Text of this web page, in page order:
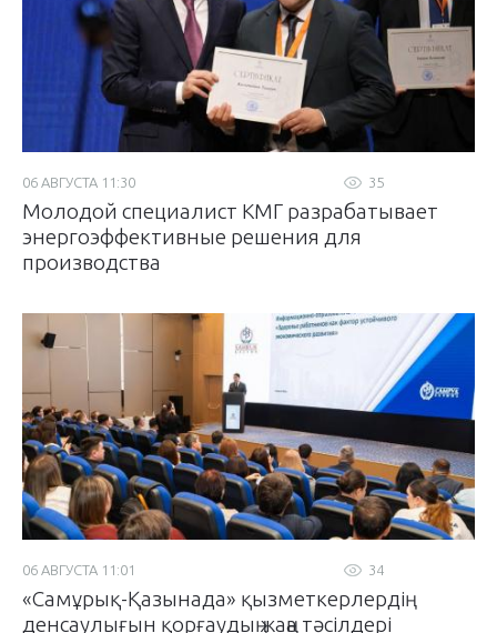
35
06 АВГУСТА 11:30
Молодой специалист КМГ разрабатывает
энергоэффективные решения для
производства
34
06 АВГУСТА 11:01
«Самұрық-Қазынада» қызметкерлердің
денсаулығын қорғаудың жаңа тәсілдері